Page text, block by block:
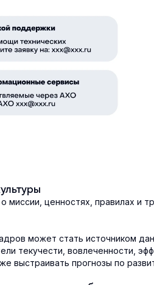
ценностях, правилах и
может стать источником
текучести, вовлеченности,
выстраивать прогнозы по